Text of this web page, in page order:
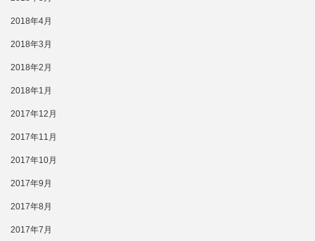
2018年4月
2018年3月
2018年2月
2018年1月
2017年12月
2017年11月
2017年10月
2017年9月
2017年8月
2017年7月